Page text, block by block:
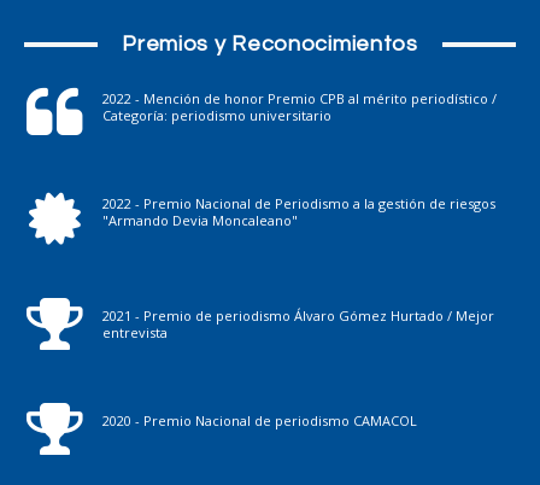
Premios y Reconocimientos
2022 - Mención de honor Premio CPB al mérito periodístico /
Categoría: periodismo universitario
2022 - Premio Nacional de Periodismo a la gestión de riesgos
"Armando Devia Moncaleano"
2021 - Premio de periodismo Álvaro Gómez Hurtado / Mejor
entrevista
2020 - Premio Nacional de periodismo CAMACOL